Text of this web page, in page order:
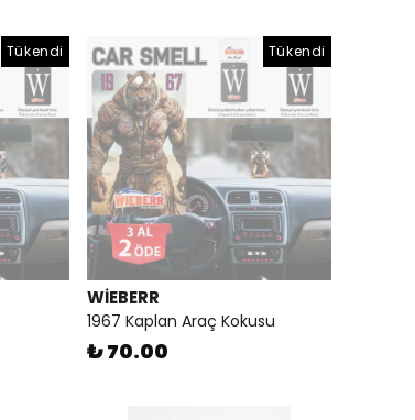
Tükendi Tükendi
WİEBERR
1967 Kaplan Araç Kokusu
₺ 70.00